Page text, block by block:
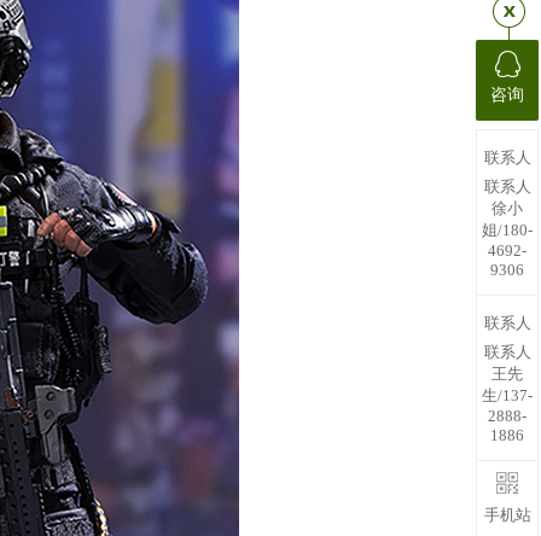
咨询
联系人
联系人
徐小
姐/180-
4692-
9306
联系人
联系人
王先
生/137-
2888-
1886
手机站